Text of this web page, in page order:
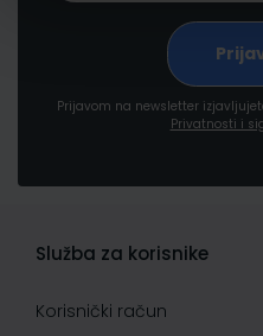
Prijavom na newsletter
Privatnosti i
Služba za korisnike
Korisnički račun